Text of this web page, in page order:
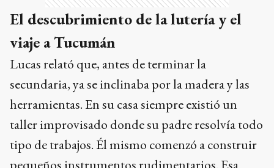
El descubrimiento de la lutería y el
viaje a Tucumán
Lucas relató que, antes de terminar la
secundaria, ya se inclinaba por la madera y las
herramientas. En su casa siempre existió un
taller improvisado donde su padre resolvía todo
tipo de trabajos. Él mismo comenzó a construir
pequeños instrumentos rudimentarios. Esa